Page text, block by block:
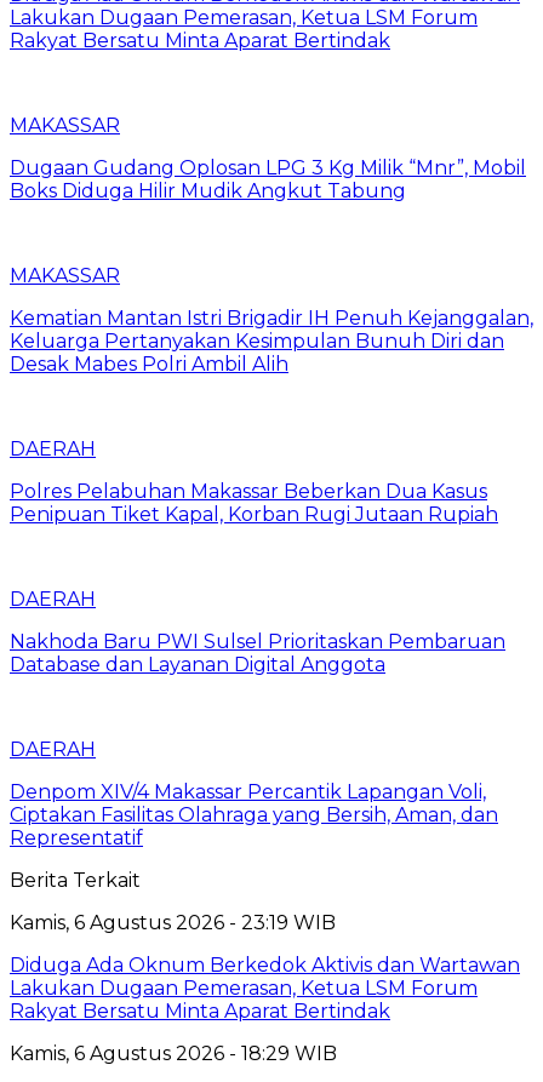
Lakukan Dugaan Pemerasan, Ketua LSM Forum
Rakyat Bersatu Minta Aparat Bertindak
MAKASSAR
Dugaan Gudang Oplosan LPG 3 Kg Milik “Mnr”, Mobil
Boks Diduga Hilir Mudik Angkut Tabung
MAKASSAR
Kematian Mantan Istri Brigadir IH Penuh Kejanggalan,
Keluarga Pertanyakan Kesimpulan Bunuh Diri dan
Desak Mabes Polri Ambil Alih
DAERAH
Polres Pelabuhan Makassar Beberkan Dua Kasus
Penipuan Tiket Kapal, Korban Rugi Jutaan Rupiah
DAERAH
Nakhoda Baru PWI Sulsel Prioritaskan Pembaruan
Database dan Layanan Digital Anggota
DAERAH
Denpom XIV/4 Makassar Percantik Lapangan Voli,
Ciptakan Fasilitas Olahraga yang Bersih, Aman, dan
Representatif
Berita Terkait
Kamis, 6 Agustus 2026 - 23:19 WIB
Diduga Ada Oknum Berkedok Aktivis dan Wartawan
Lakukan Dugaan Pemerasan, Ketua LSM Forum
Rakyat Bersatu Minta Aparat Bertindak
Kamis, 6 Agustus 2026 - 18:29 WIB